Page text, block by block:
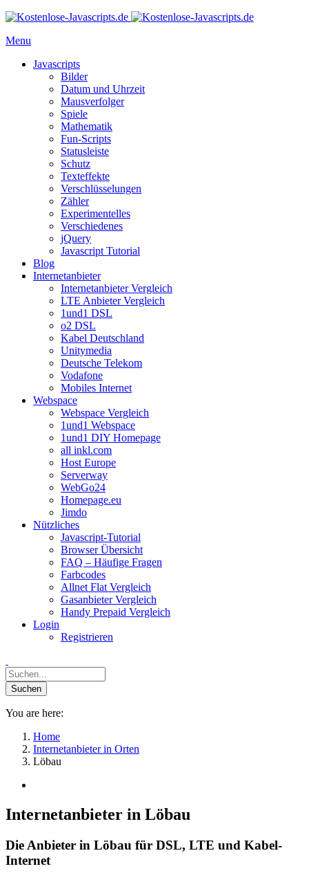
Menu
Javascripts
Bilder
Datum und Uhrzeit
Mausverfolger
Spiele
Mathematik
Fun-Scripts
Statusleiste
Schutz
Texteffekte
Verschlüsselungen
Zähler
Experimentelles
Verschiedenes
jQuery
Javascript Tutorial
Blog
Internetanbieter
Internetanbieter Vergleich
LTE Anbieter Vergleich
1und1 DSL
o2 DSL
Kabel Deutschland
Unitymedia
Deutsche Telekom
Vodafone
Mobiles Internet
Webspace
Webspace Vergleich
1und1 Webspace
1und1 DIY Homepage
all inkl.com
Host Europe
Serverway
WebGo24
Homepage.eu
Jimdo
Nützliches
Javascript-Tutorial
Browser Übersicht
FAQ – Häufige Fragen
Farbcodes
Allnet Flat Vergleich
Gasanbieter Vergleich
Handy Prepaid Vergleich
Login
Registrieren
You are here:
Home
Internetanbieter in Orten
Löbau
Internetanbieter in Löbau
Die Anbieter in Löbau für DSL, LTE und Kabel-
Internet